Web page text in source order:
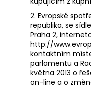
2. Evropské
republika, se
Praha 2,
http://
kontaktním
parlamentu a
května 2013 o
on-line a o